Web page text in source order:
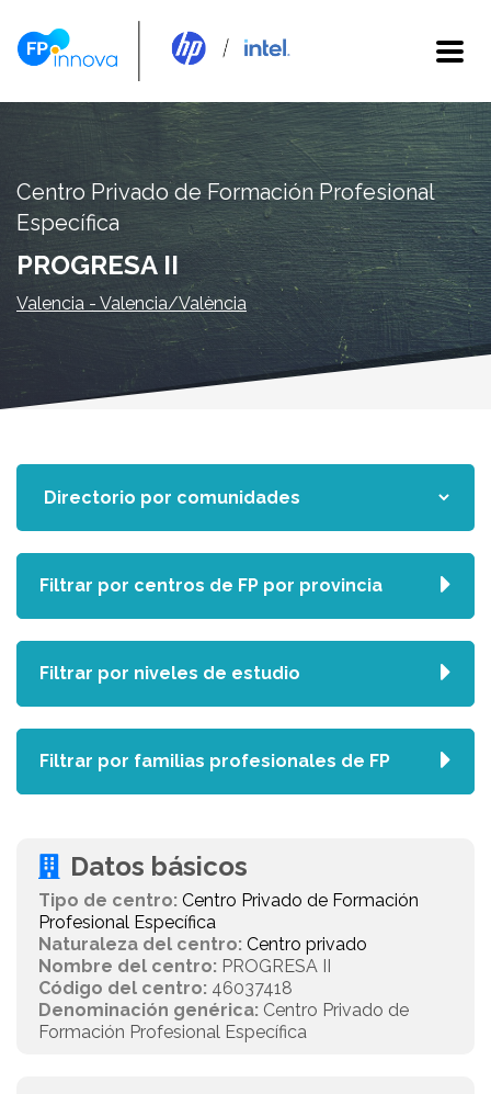
Centro Privado de Formación Profesional
Específica
PROGRESA II
Valencia - Valencia/València
Datos básicos
Tipo de centro: Centro Privado de Formación
Profesional Específica
Naturaleza del centro: Centro privado
Nombre del centro: PROGRESA II
Código del centro: 46037418
Denominación genérica: Centro Privado de
Formación Profesional Específica
Filtrar por centros de FP por provincia
Filtrar por niveles de estudio
Filtrar por familias profesionales de FP